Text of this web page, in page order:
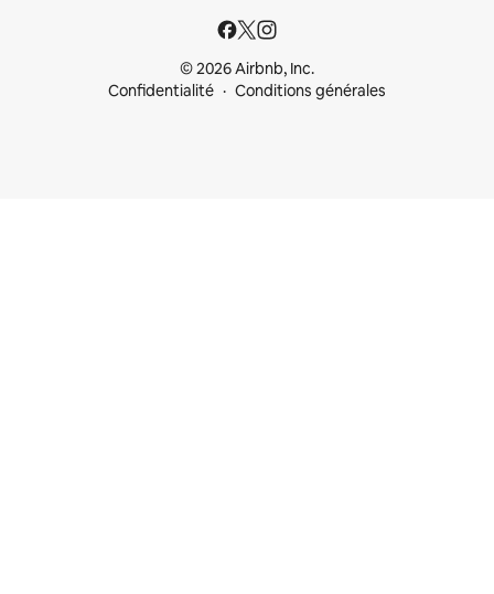
© 2026 Airbnb, Inc.
Confidentialité
Conditions générales